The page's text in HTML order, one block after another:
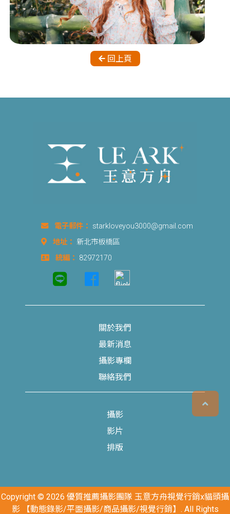
回上頁
電子郵件： starkloveyou3000@gmail.com
地址： 新北市板橋區
統編： 82972170
關於我們
最新消息
攝影專欄
聯絡我們
攝影
影片
排版
Copyright © 2026 優質推薦攝影團隊 玉意方舟視覺行銷x貓頭攝
影 【動態錄影/平面攝影/商品攝影/視覺行銷】. All Rights